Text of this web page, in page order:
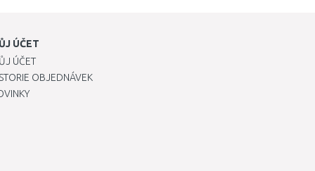
ÚČET
ÚČET
OBJEDNÁVEK